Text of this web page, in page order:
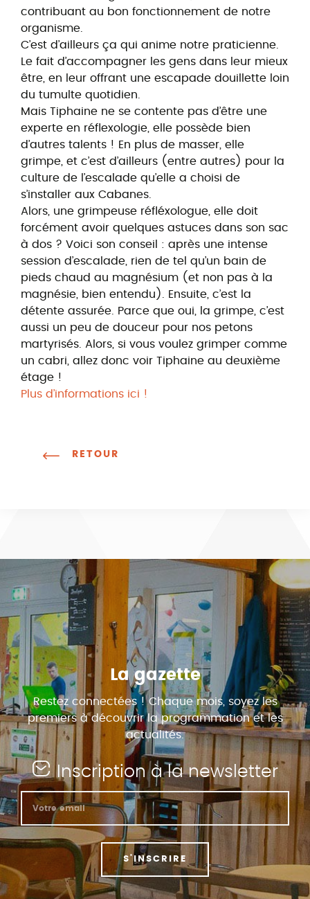
contribuant au bon fonctionnement de notre
organisme.
C’est d’ailleurs ça qui anime notre praticienne.
Le fait d’accompagner les gens dans leur mieux
être, en leur offrant une escapade douillette loin
du tumulte quotidien.
Mais Tiphaine ne se contente pas d’être une
experte en réflexologie, elle possède bien
d’autres talents ! En plus de masser, elle
grimpe, et c’est d’ailleurs (entre autres) pour la
culture de l’escalade qu’elle a choisi de
s’installer aux Cabanes.
Alors, une grimpeuse réfléxologue, elle doit
forcément avoir quelques astuces dans son sac
à dos ? Voici son conseil : après une intense
session d’escalade, rien de tel qu’un bain de
pieds chaud au magnésium (et non pas à la
magnésie, bien entendu). Ensuite, c’est la
détente assurée. Parce que oui, la grimpe, c’est
aussi un peu de douceur pour nos petons
martyrisés. Alors, si vous voulez grimper comme
un cabri, allez donc voir Tiphaine au deuxième
étage !
Plus d’informations ici !
RETOUR
La gazette
Restez connectées ! Chaque mois, soyez les
premiers à découvrir la programmation et les
actualités.
Inscription à la newsletter
S'INSCRIRE